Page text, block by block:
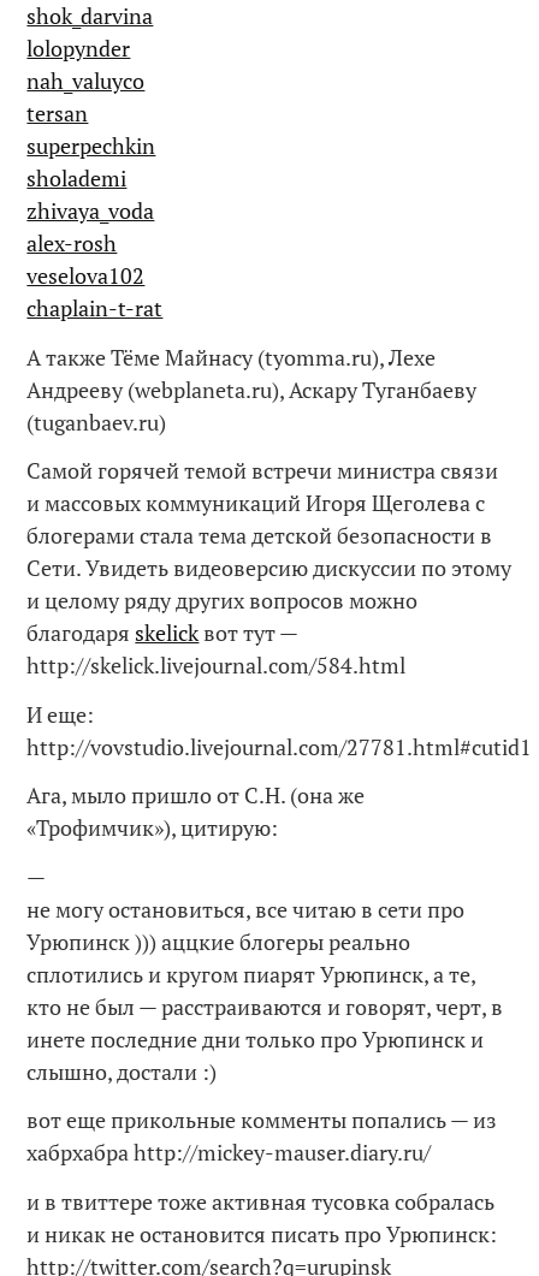
shok_darvina
lolopynder
nah_valuyco
tersan
superpechkin
sholademi
zhivaya_voda
alex-rosh
veselova102
chaplain-t-rat
А также Тёме Майнасу (tyomma.ru), Лехе
Андрееву (webplaneta.ru), Аскару Туганбаеву
(tuganbaev.ru)
Самой горячей темой встречи министра связи
и массовых коммуникаций Игоря Щеголева с
блогерами стала тема детской безопасности в
Сети. Увидеть видеоверсию дискуссии по этому
и целому ряду других вопросов можно
благодаря skelickвот тут —
http://skelick.livejournal.com/584.html
И еще:
http://vovstudio.livejournal.com/27781.html#cutid1
Ага, мыло пришло от С.Н. (она же
«Трофимчик»), цитирую:
—
не могу остановиться, все читаю в сети про
Урюпинск ))) аццкие блогеры реально
сплотились и кругом пиарят Урюпинск, а те,
кто не был — расстраиваются и говорят, черт, в
инете последние дни только про Урюпинск и
слышно, достали :)
вот еще прикольные комменты попались — из
хабрхабра http://mickey-mauser.diary.ru/
и в твиттере тоже активная тусовка собралась
и никак не остановится писать про Урюпинск:
http://twitter.com/search?q=urupinsk